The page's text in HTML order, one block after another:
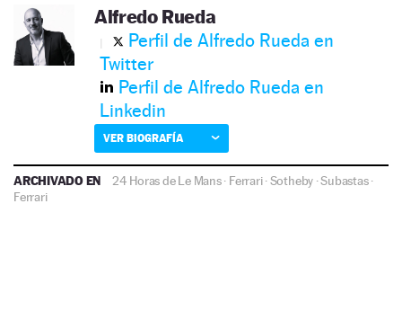
Alfredo Rueda
Perfil de Alfredo Rueda en
Twitter
Perfil de Alfredo Rueda en
Linkedin
VER BIOGRAFÍA
ARCHIVADO EN 24 Horas de Le Mans· Ferrari·Sotheby ·Subastas·
Ferrari